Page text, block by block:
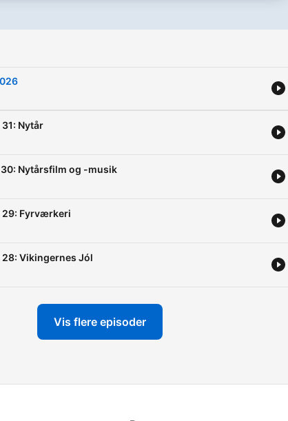
Nytår
30: Nytårsfilm og -musik
29: Fyrværkeri
Vikingernes Jól
Vis flere episoder